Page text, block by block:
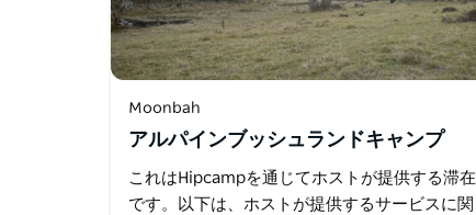
Moonbah
アルパインブッシュランドキャンプ
これはHipcampを通じてホストが提供する滞在
です。以下は、ホストが提供するサービスに関